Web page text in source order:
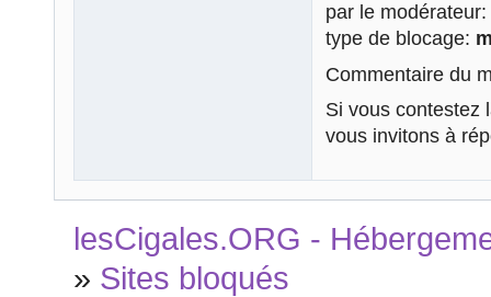
par le modérateur:
type de blocage:
Commentaire du
Si vous contestez
vous invitons à
lesCigales.ORG -
» Sites bloqués